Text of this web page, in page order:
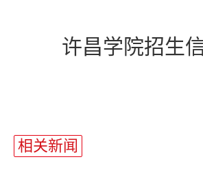
许昌学院招生信
相关新闻